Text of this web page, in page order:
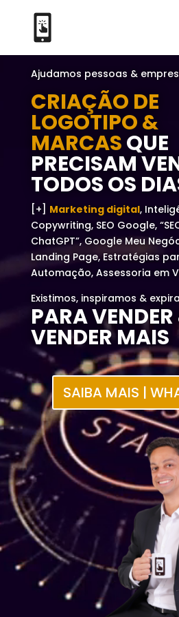
Ajudamos pessoas &
CRIAÇÃO DE
LOGOTIPO &
MARCASQUE
PRECISAM
TODOS OS
[+] Marketing digital,
Copywriting, SEO Google,
ChatGPT”, Google Meu
Landing Page, Estratégias
Automação, Assessoria em
Existimos, inspiramos &
PARA
VENDER MAIS
SAIBA MAIS |